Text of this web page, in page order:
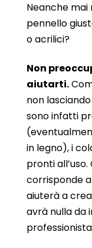
Neanche
pennello
o acrilici?
Non
aiutarti.
non
sono infatti
in legno), i
pronti
corrisponde
aiuterà a
avrà nulla da